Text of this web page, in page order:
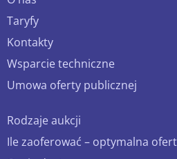
Taryfy
Kontakty
Wsparcie techniczne
Umowa oferty publicznej
Rodzaje aukcji
Ile zaoferować – optymalna